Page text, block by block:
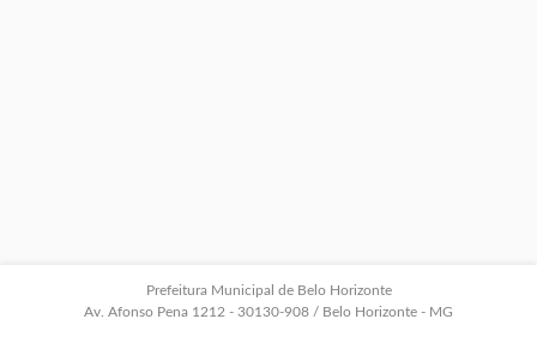
Prefeitura Municipal de Belo Horizonte
Av. Afonso Pena 1212 - 30130-908 / Belo Horizonte - MG